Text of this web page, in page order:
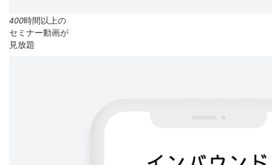
400時間以上の
セミナー動画が
見放題